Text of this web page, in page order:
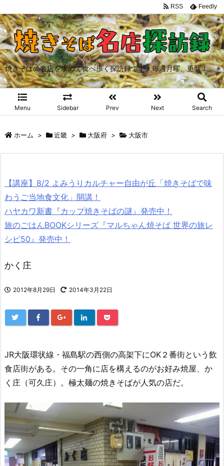
焼きそばの名店を求めて食べ歩く探訪録です。毎週月曜、更新！
Menu Sidebar Prev Next Search
RSS Feedly
ホーム > 近畿 > 大阪府 > 大阪市
【講座】8/2 よみうりカルチャー自由が丘「焼きそばで味
わうご当地食文化」開講！
ハヤカワ新書『カップ焼きそばの謎』発売中！
旅のごはんBOOKシリーズ『マルちゃん焼そば 世界の旅レ
シピ50』発売中！
かく庄
2012年8月29日 2014年3月22日
JR大阪環状線・福島駅の西側の高架下にOK２番街という飲
食店街がある。その一角に店を構えるのがお好み焼屋、か
く庄（可久庄）。極太麺の焼きそばが人気の店だ。